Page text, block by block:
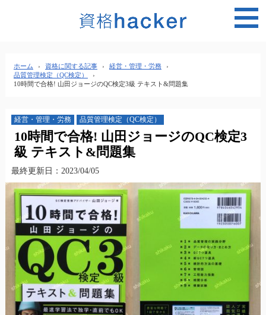
ホーム › 資格に関する記事 › 経営・管理・労務
›
品質管理検定（QC検定）
›
10時間で合格! 山田ジョージのQC検定3級 テキスト&問題集
経営・管理・労務 品質管理検定（QC検定）
10時間で合格! 山田ジョージのQC検定3
級 テキスト&問題集
最終更新日：2023/04/05